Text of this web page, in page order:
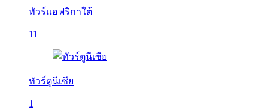
ทัวร์แอฟริกาใต้
11
ทัวร์ตูนีเซีย
1